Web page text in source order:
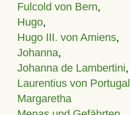
Fulcold von Bern,
Hugo,
Hugo III. von Amiens,
Johanna,
Johanna de Lambertini,
Laurentius von Portugal
Margaretha